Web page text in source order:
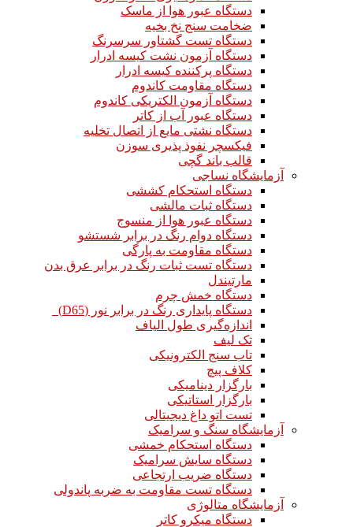
دستگاه عبور هوا از ماسک
ضخامت سنج نخ بخیه
دستگاه تست گشتاور سرسرنگ
دستگاه آزمون نشت کیسه ادرار
دستگاه پرکننده کیسه ادرار
دستگاه مقاومت کاندوم
دستگاه آزمون الکتریکی کاندوم
دستگاه عبور آب از کاتر
دستگاه نشتی مایع از اتصال تخلیه
فیکسچر نفوذ پذیری سوزن
قالب باند گچی
آزمایشگاه نساجی
دستگاه استحکام کششی
دستگاه ثبات مالشی
دستگاه عبور هوا از منسوج
دستگاه دوام رنگ در برابر شستشو
دستگاه مقاومت به پارگی
دستگاه تست ثبات رنگ در برابر عرق بدن
مارتیندل
دستگاه خمش چرم
دستگاه پایداری رنگ در برابر نور (D65)
اندازه‌گیری طول الیاف
تک لیف
تاب سنج الکترونیکی
کلاف پیچ
بارگزار دینامیکی
بارگزار استاتیکی
تست اتو داغ دیجیتالی
آزمایشگاه سنگ و سرامیک
دستگاه استحکام خمشی
دستگاه سایش سرامیک
دستگاه ضریب ارتجاعی
دستگاه تست مقاومت به ضربه پاندولی
آزمایشگاه متالوژی
دستگاه میکرو کاتر